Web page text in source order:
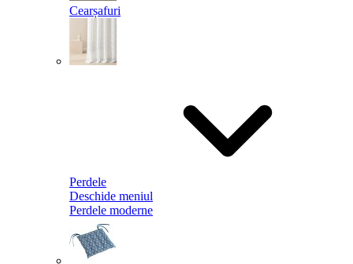
Cearșafuri
Perdele
Deschide meniul
Perdele moderne